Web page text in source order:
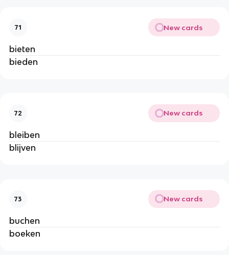
71 New cards
bieten
bieden
72 New cards
bleiben
blijven
73 New cards
buchen
boeken